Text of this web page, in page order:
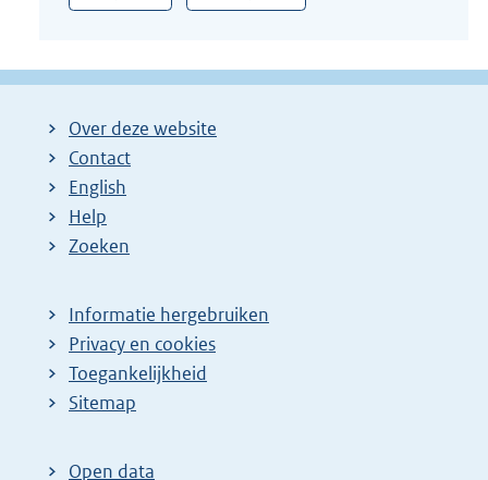
Over deze website
Contact
English
Help
Zoeken
Informatie hergebruiken
Privacy en cookies
Toegankelijkheid
Sitemap
Open data